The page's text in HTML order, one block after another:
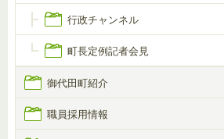
行政チャンネル
町長定例記者会見
御代田町紹介
職員採用情報